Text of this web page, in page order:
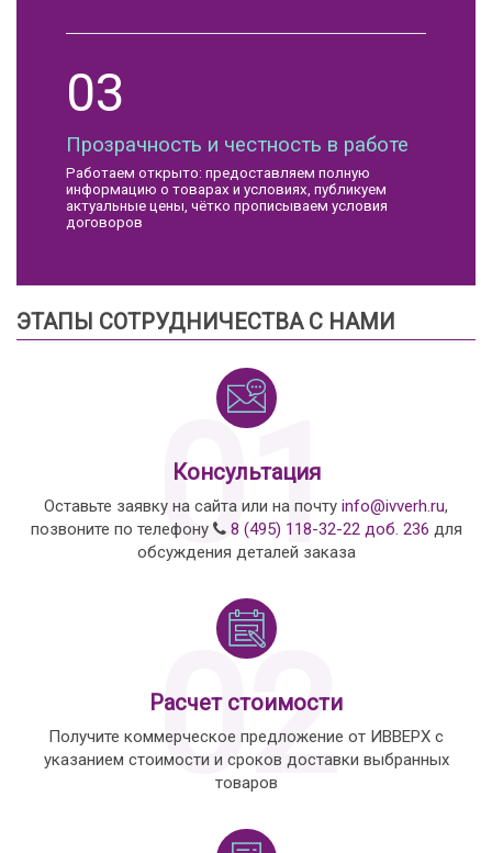
03
Прозрачность и честность в работе
Работаем открыто: предоставляем полную
информацию о товарах и условиях, публикуем
актуальные цены, чётко прописываем условия
договоров
ЭТАПЫ СОТРУДНИЧЕСТВА С НАМИ
01
Консультация
Оставьте заявку на сайта или на почту info@ivverh.ru,
позвоните по телефону
8 (495) 118-32-22 доб. 236 для
обсуждения деталей заказа
02
Расчет стоимости
Получите коммерческое предложение от ИВВЕРХ с
указанием стоимости и сроков доставки выбранных
товаров